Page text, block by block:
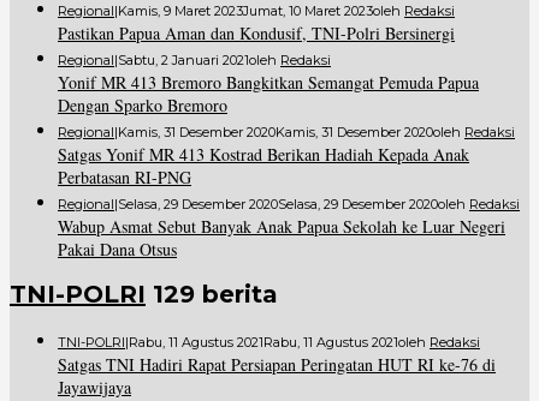
Regional|Kamis, 9 Maret 2023Jumat, 10 Maret 2023Oleh Redaksi
Pastikan Papua Aman dan Kondusif, TNI-Polri Bersinergi
Regional|Sabtu, 2 Januari 2021Oleh Redaksi
Yonif MR 413 Bremoro Bangkitkan Semangat Pemuda Papua
Dengan Sparko Bremoro
Regional|Kamis, 31 Desember 2020Kamis, 31 Desember 2020Oleh Redaksi
Satgas Yonif MR 413 Kostrad Berikan Hadiah Kepada Anak
Perbatasan RI-PNG
Regional|Selasa, 29 Desember 2020Selasa, 29 Desember 2020Oleh Redaksi
Wabup Asmat Sebut Banyak Anak Papua Sekolah ke Luar Negeri
Pakai Dana Otsus
TNI-POLRI 129 berita
TNI-POLRI|Rabu, 11 Agustus 2021Rabu, 11 Agustus 2021Oleh Redaksi
Satgas TNI Hadiri Rapat Persiapan Peringatan HUT RI ke-76 di
Jayawijaya